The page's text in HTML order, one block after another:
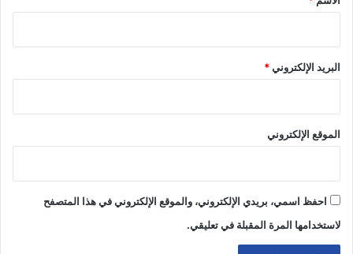
البريد الإلكتروني*
الموقع الإلكتروني
احفظ اسمي، بريدي الإلكتروني، والموقع الإلكتروني في هذا المتصفح
لاستخدامها المرة المقبلة في تعليقي.